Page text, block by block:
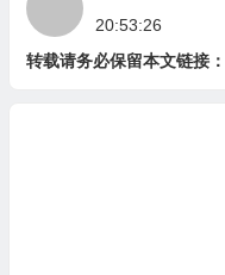
20:53:26
转载请务必保留本文链接：